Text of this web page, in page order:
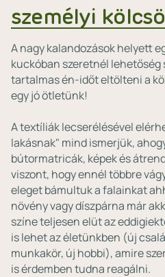
személyi
A nagy kalandozások helyett
kuckóban szeretnél lehetőség
tartalmas én-időt eltölteni a
egy jó ötletünk!
A textíliák lecserélésével
lakásnak" mind ismerjük,
bútormatricák, képek és
viszont, hogy ennél többre
eleget bámultuk a falainkat
növény vagy díszpárna már
színe teljesen elüt az
is lehet az életünkben (új
munkakör, új hobbi), amire
is érdemben tudna reagálni.